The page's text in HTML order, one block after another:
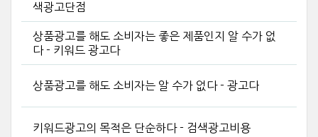
색광고단점
상품광고를 해도 소비자는 좋은 제품인지 알 수가 없
다 - 키워드 광고다
상품광고를 해도 소비자는 알 수가 없다 - 광고다
키워드광고의 목적은 단순하다 - 검색광고비용